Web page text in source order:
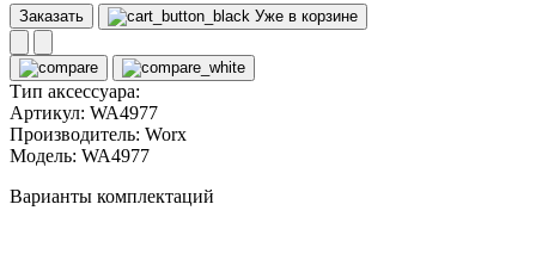
Заказать Уже в корзине
Тип аксессуара:
Артикул: WA4977
Производитель: Worx
Модель: WA4977
Варианты комплектаций